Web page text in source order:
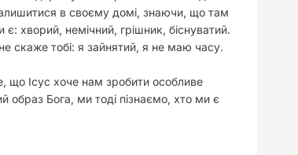
в своєму домі, знаючи, що там
хворий, немічний, грішник, біснуватий.
скаже тобі: я зайнятий, я не маю часу.
що Ісус хоче нам зробити особливе
образ Бога, ми тоді пізнаємо, хто ми є